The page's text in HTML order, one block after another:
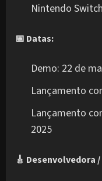
Nintendo
📅 Datas:
Demo: 22 de
Lançamento
Lançamento
2025
🎸 Desenvolvedora